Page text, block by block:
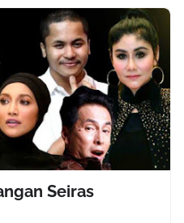
Seiras